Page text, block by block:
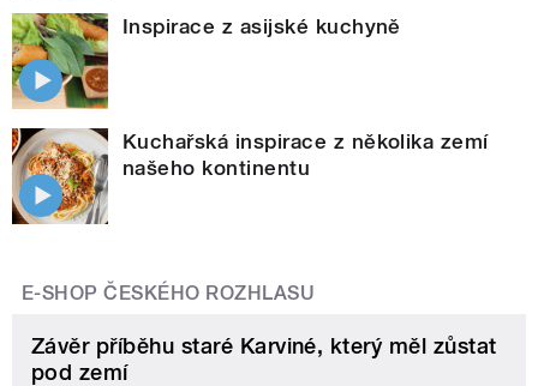
Inspirace z asijské kuchyně
Kuchařská inspirace z několika zemí
našeho kontinentu
E-SHOP ČESKÉHO ROZHLASU
Závěr příběhu staré Karviné, který měl zůstat
pod zemí